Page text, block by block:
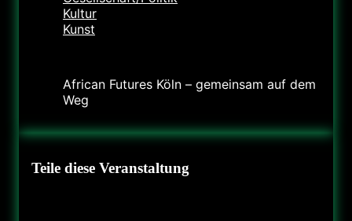
Kultur
Kunst
African Futures Köln – gemeinsam auf dem
Weg
Teile diese Veranstaltung